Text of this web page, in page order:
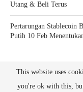
Utang & Beli Terus
Pertarungan Stablecoin
Putih 10 Feb
This website uses
you're ok with this,